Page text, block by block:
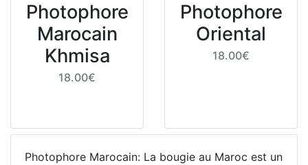
Photophore
Marocain
Khmisa
18.00€
Photophore
Oriental
18.00€
Photophore Marocain: La bougie au Maroc est un